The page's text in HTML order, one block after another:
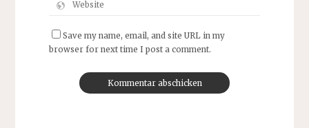
Save my name, email, and site URL in my
browser for next time I post a comment.